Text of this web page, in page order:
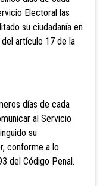
Electoral las
su ciudadanía en
artículo 17 de la
días de cada
al Servicio
su
conforme a lo
del Código Penal.